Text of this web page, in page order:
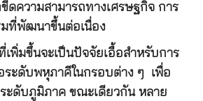
ดความสามารถทางเศรษฐกิจ การ
ที่พัฒนาขึ้นต่อเนื่อง
พิ่มขึ้นจะเป็นปัจจัยเอื้อสำหรับการ
ระดับพหุภาคีในกรอบต่าง ๆ เพื่อ
ะดับภูมิภาค ขณะเดียวกัน หลาย